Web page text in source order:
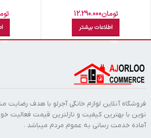
تومان12.290.000
اطلاعات بیشتر
فروشگاه آنلاین لوازم خانگی آجرلو با هدف رضایت
نوین با بهترین کیفیت و نازلترین قیمت فعالیت
آماده خدمت رسانی به عموم مردم میباشد .